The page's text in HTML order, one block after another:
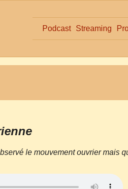
Podcast Streaming
le mouvement ouvrier mais